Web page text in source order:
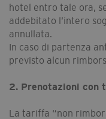
hotel entro tale ora,
addebitato l’intero
annullata.
In caso di partenza
previsto alcun
2. Prenotazioni con
La tariffa “non